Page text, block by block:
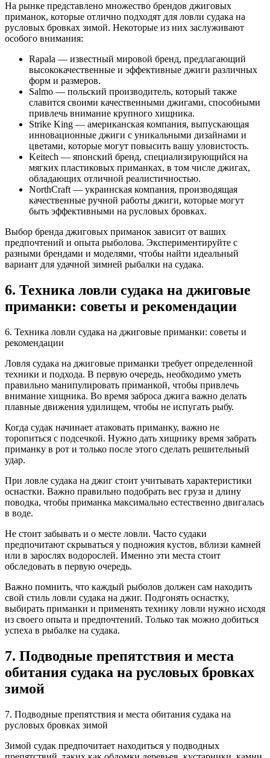
На рынке представлено множество брендов джиговых
приманок, которые отлично подходят для ловли судака на
русловых бровках зимой. Некоторые из них заслуживают
особого внимания:
Rapala — известный мировой бренд, предлагающий
высококачественные и эффективные джиги различных
форм и размеров.
Salmo — польский производитель, который также
славится своими качественными джигами, способными
привлечь внимание крупного хищника.
Strike King — американская компания, выпускающая
инновационные джиги с уникальными дизайнами и
цветами, которые могут повысить вашу уловистость.
Keitech — японский бренд, специализирующийся на
мягких пластиковых приманках, в том числе джигах,
обладающих отличной реалистичностью.
NorthCraft — украинская компания, производящая
качественные ручной работы джиги, которые могут
быть эффективными на русловых бровках.
Выбор бренда джиговых приманок зависит от ваших
предпочтений и опыта рыболова. Экспериментируйте с
разными брендами и моделями, чтобы найти идеальный
вариант для удачной зимней рыбалки на судака.
6. Техника ловли судака на джиговые
приманки: советы и рекомендации
6. Техника ловли судака на джиговые приманки: советы и
рекомендации
Ловля судака на джиговые приманки требует определенной
техники и подхода. В первую очередь, необходимо уметь
правильно манипулировать приманкой, чтобы привлечь
внимание хищника. Во время заброса джига важно делать
плавные движения удилищем, чтобы не испугать рыбу.
Когда судак начинает атаковать приманку, важно не
торопиться с подсечкой. Нужно дать хищнику время забрать
приманку в рот и только после этого сделать решительный
удар.
При ловле судака на джиг стоит учитывать характеристики
оснастки. Важно правильно подобрать вес груза и длину
поводка, чтобы приманка максимально естественно двигалась
в воде.
Не стоит забывать и о месте ловли. Часто судаки
предпочитают скрываться у подножия кустов, вблизи камней
или в зарослях водорослей. Именно эти места стоит
обследовать в первую очередь.
Важно помнить, что каждый рыболов должен сам находить
свой стиль ловли судака на джиг. Подгонять оснастку,
выбирать приманки и применять технику ловли нужно исходя
из своего опыта и предпочтений. Только так можно добиться
успеха в рыбалке на судака.
7. Подводные препятствия и места
обитания судака на русловых бровках
зимой
7. Подводные препятствия и места обитания судака на
русловых бровках зимой
Зимой судак предпочитает находиться у подводных